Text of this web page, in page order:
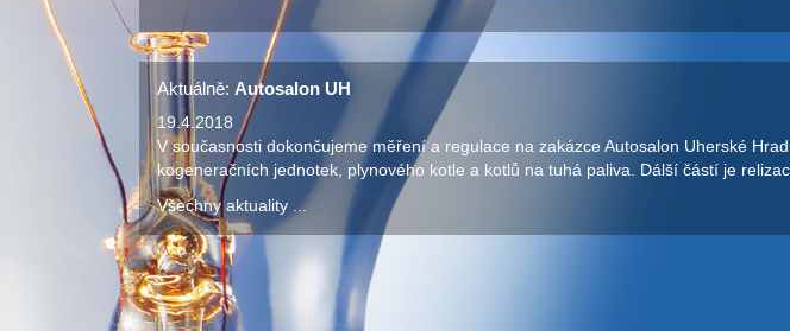
Aktuálně: Autosalon UH
19.4.2018
V současnosti dokončujeme měření a regulace na zakázce Autosalon Uherské
kogeneračních jednotek, plynového kotle a kotlů na tuhá paliva. Dálší částí je
Všechny aktuality ...